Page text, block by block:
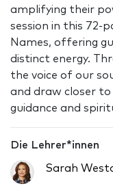
amplifying their
session in this 72-
Names, offering
distinct energy.
the voice of our
and draw closer
guidance and
Die Lehrer*innen
Sarah